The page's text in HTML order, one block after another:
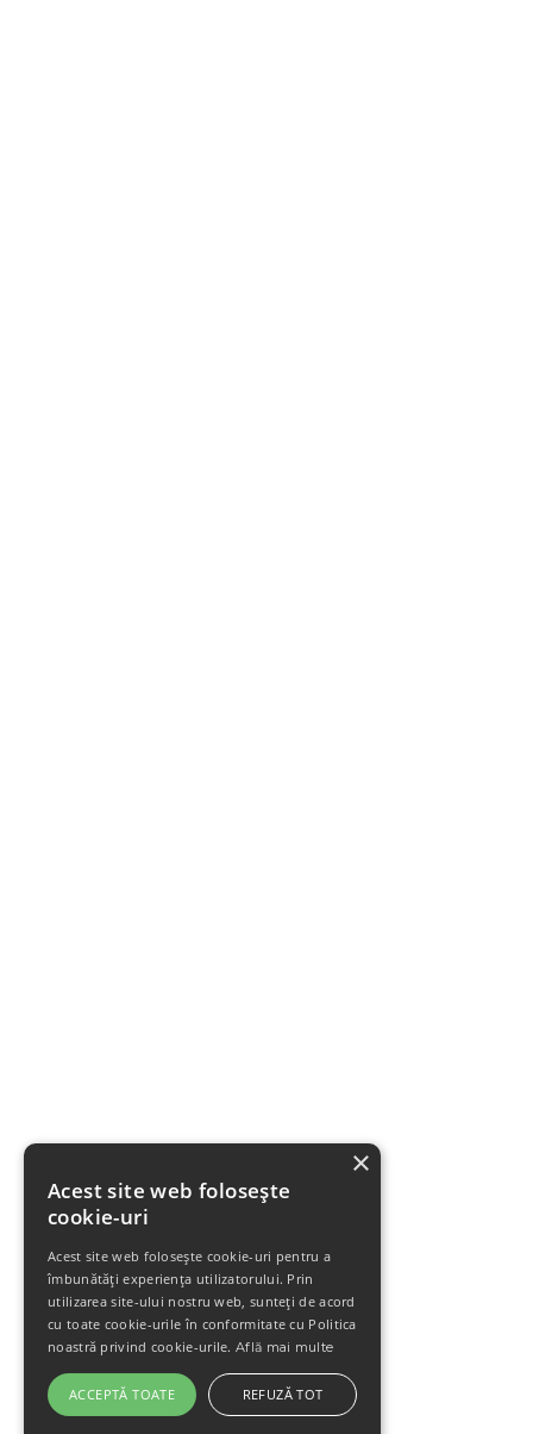
×
Acest site web folosește
cookie-uri
Acest site web folosește cookie-uri pentru a
îmbunătăți experiența utilizatorului. Prin
utilizarea site-ului nostru web, sunteți de acord
cu toate cookie-urile în conformitate cu Politica
noastră privind cookie-urile.Află mai multe
ACCEPTĂ TOATE REFUZĂ TOT